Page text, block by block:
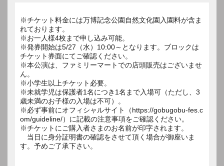
※チケット料金には万博記念公園自然文化園入園料が含ま
れております。
※お一人様4枚まで申し込み可能。
※発券開始は5/27（水）10:00～となります。ブロックは
チケット券面にてご確認ください。
※本公演は、ファミリーマートでの店頭販売はございませ
ん。
※小学生以上チケット必要。
※未就学児は保護者1名につき1名まで入場可（ただし、3
歳未満のお子様の入場は不可）。
※必ず事前にオフィシャルサイト（https://gobugobu-fes.c
om/guideline/）に記載の注意事項をご確認ください。
※チケットにご購入者さまのお名前が印字されます。
当日に身分証明書の確認をさせて頂く場合が御座いま
す。予めご了承下さい。